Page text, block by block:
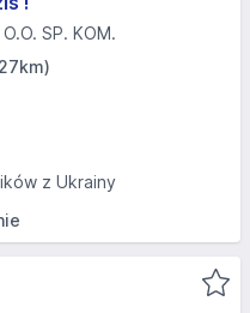
SP. KOM.
z Ukrainy